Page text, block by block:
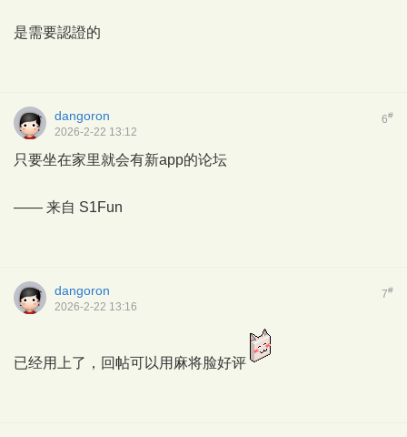
是需要認證的
6#
dangoron
2026-2-22 13:12
只要坐在家里就会有新app的论坛
—— 来自 S1Fun
7#
dangoron
2026-2-22 13:16
已经用上了，回帖可以用麻将脸好评